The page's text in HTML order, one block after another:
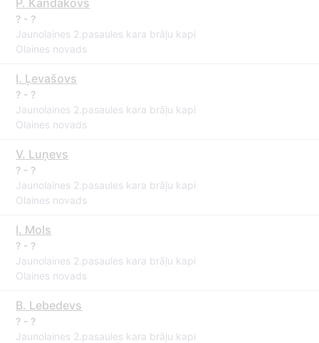
P. Kandakovs
? - ?
Jaunolaines 2.pasaules kara brāļu kapi
Olaines novads
I. Ļevašovs
? - ?
Jaunolaines 2.pasaules kara brāļu kapi
Olaines novads
V. Luņevs
? - ?
Jaunolaines 2.pasaules kara brāļu kapi
Olaines novads
I. Mols
? - ?
Jaunolaines 2.pasaules kara brāļu kapi
Olaines novads
B. Lebedevs
? - ?
Jaunolaines 2.pasaules kara brāļu kapi